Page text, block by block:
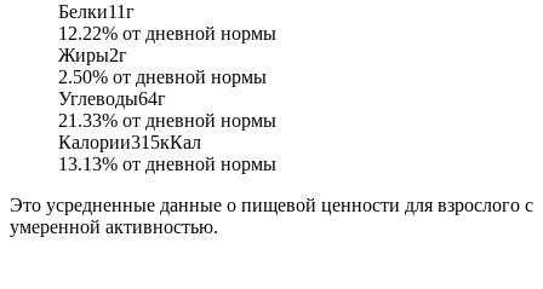
Белки11г
12.22% от дневной нормы
Жиры2г
2.50% от дневной нормы
Углеводы64г
21.33% от дневной нормы
Калории315кКал
13.13% от дневной нормы
Это усредненные данные о пищевой ценности для взрослого с
умеренной активностью.